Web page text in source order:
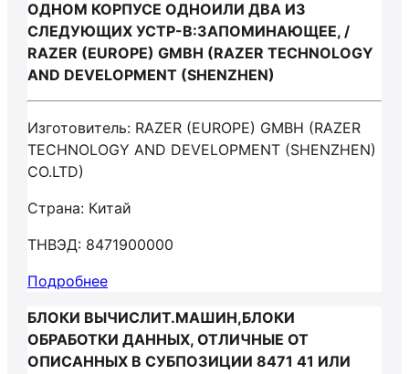
ОДНОМ КОРПУСЕ ОДНОИЛИ ДВА ИЗ
СЛЕДУЮЩИХ УСТР-В:ЗАПОМИНАЮЩЕЕ, /
RAZER (EUROPE) GMBH (RAZER TECHNOLOGY
AND DEVELOPMENT (SHENZHEN)
Изготовитель: RAZER (EUROPE) GMBH (RAZER
TECHNOLOGY AND DEVELOPMENT (SHENZHEN)
CO.LTD)
Страна: Китай
ТНВЭД: 8471900000
Подробнее
БЛОКИ ВЫЧИСЛИТ.МАШИН,БЛОКИ
ОБРАБОТКИ ДАННЫХ, ОТЛИЧНЫЕ ОТ
ОПИСАННЫХ В СУБПОЗИЦИИ 8471 41 ИЛИ